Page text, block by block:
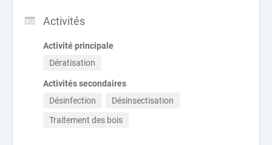
Activités
Activité principale
Dératisation
Activités secondaires
Désinfection
Désinsectisation
Traitement des bois